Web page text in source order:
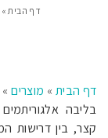
דף הבית »
דף הבית » מוצרים»